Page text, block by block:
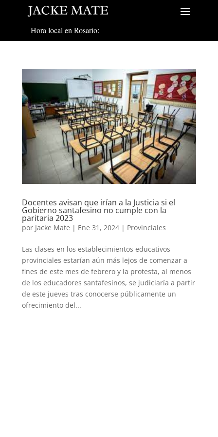
Hora local en Rosario:
Docentes avisan que irían a la Justicia si el
Gobierno santafesino no cumple con la
paritaria 2023
por Jacke Mate | Ene 31, 2024| Provinciales
Las clases en los establecimientos educativos
provinciales estarían aún más lejos de comenzar a
fines de este mes de febrero y la protesta, al menos
de los educadores santafesinos, se judiciaría a partir
de este jueves tras conocerse públicamente un
ofrecimiento del...